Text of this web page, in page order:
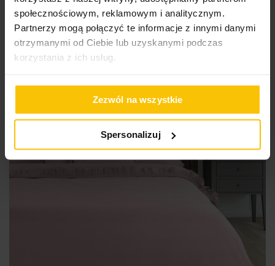
społecznościowym, reklamowym i analitycznym.
Partnerzy mogą połączyć te informacje z innymi danymi
otrzymanymi od Ciebie lub uzyskanymi podczas
korzystania z ich usług.
Zezwól na wszystkie
Spersonalizuj
Dodaj do koszyka
Promocja Nowość